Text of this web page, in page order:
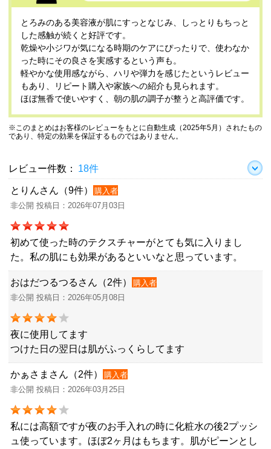
とろみのある美容液が肌にすっとなじみ、しっとりもちっと
した感触が続くと好評です。
乾燥や小ジワが気になる時期のケアにぴったりで、使わなか
った時にその良さを実感するという声も。
軽やかな使用感ながら、ハリや弾力を感じたというレビュー
もあり、リピート購入や家族への紹介も見られます。
ほぼ無香で使いやすく、朝の肌の調子が整うと高評価です。
※このまとめはお客様のレビューをもとに自動生成（2025年5月）されたもの
であり、特定の効果を保証するものではありません。
レビュー件数： 18件
とりんさん（9件）
購入者
非公開 投稿日：2026年07月03日
初めて使った時のテクスチャーがとても気に入りまし
た。私の肌にも効果があるといいなと思っています。
おはだつるつるさん（2件）
購入者
非公開 投稿日：2026年05月08日
夜に使用してます
つけた日の翌日は肌がふっくらしてます
かぁさまさん（2件）
購入者
非公開 投稿日：2026年03月25日
私には高額ですが夜のお手入れの時に化粧水の後2プッシ
ュ使っています。ほぼ2ヶ月はもちます。肌がピーンとし